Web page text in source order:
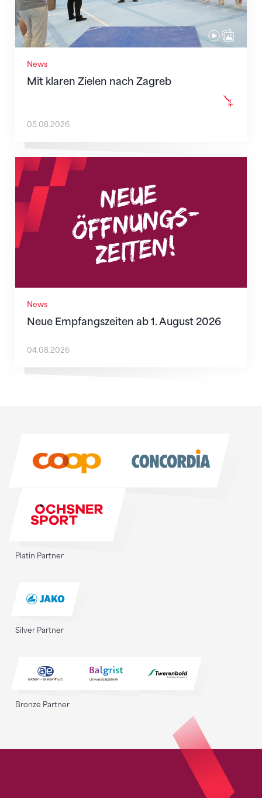
News
Mit klaren Zielen nach Zagreb
05.08.2026
News
Neue Empfangszeiten ab 1. August 2026
Neue Empfangszeiten ab 1. August 2026
04.08.2026
Platin Partner
Silver Partner
Bronze Partner